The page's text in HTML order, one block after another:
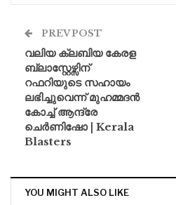
PREV POST
വലിയ ക്ലബിയ കേരള
ബ്ലാസ്റ്റേഴ്സിന്
റഫറിയുടെ സഹായം
ലഭിച്ചുവെന്ന് മുഹമ്മദൻ
കോച്ച് ആന്ദ്രേ
ചെർണിഷോ | Kerala
Blasters
YOU MIGHT ALSO LIKE